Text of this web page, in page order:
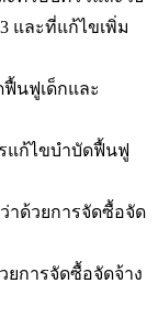
และที่แก้ไขเพิ่ม
นฟูเด็กและ
แก้ไขบำบัดฟื้นฟู
าด้วยการจัดซื้อจัด
ยการจัดซื้อจัดจ้าง